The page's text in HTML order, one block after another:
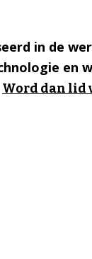
in de
en
Word dan lid